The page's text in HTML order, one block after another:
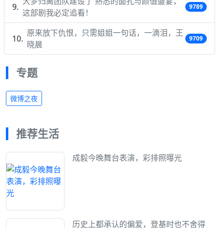
这部剧我必定追看！
9789
原来放下仇恨，只需姐姐一句话，一滴泪，王
晓晨
9709
专题
微博之夜
推荐生活
成毅今晚舞台表演，彩排照曝光
历史上都承认的偏爱，登基时也不舍得